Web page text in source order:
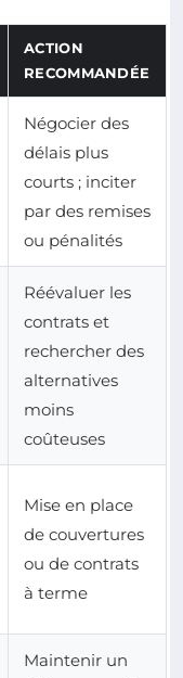
ACTION
RECOMMANDÉE
Négocier des
délais plus
courts ; inciter
par des remises
ou pénalités
Réévaluer les
contrats et
rechercher des
alternatives
moins
coûteuses
Mise en place
de couvertures
ou de contrats
à terme
Maintenir un